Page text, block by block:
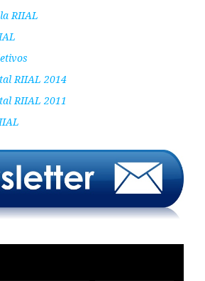
RIIAL
RIIAL 2014
RIIAL 2011